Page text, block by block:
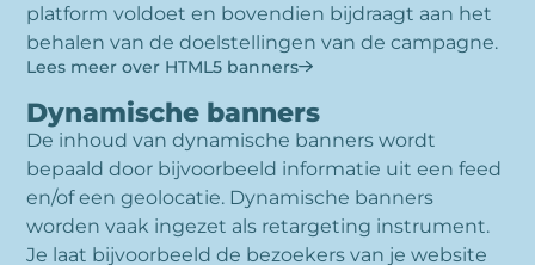
platform voldoet en bovendien bijdraagt aan het
behalen van de doelstellingen van de campagne.
Lees meer over HTML5 banners
Dynamische banners
De inhoud van dynamische banners wordt
bepaald door bijvoorbeeld informatie uit een feed
en/of een geolocatie. Dynamische banners
worden vaak ingezet als retargeting instrument.
Je laat bijvoorbeeld de bezoekers van je website